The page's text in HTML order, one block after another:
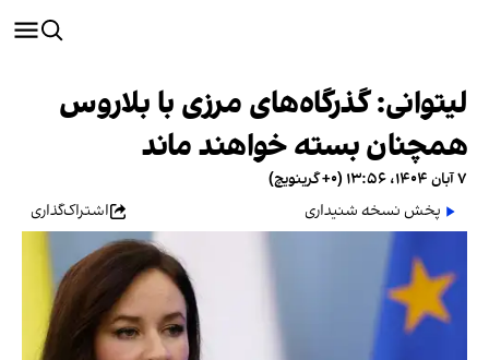
لیتوانی: گذرگاه‌های مرزی با بلاروس
همچنان بسته خواهند ماند
۷ آبان ۱۴۰۴، ۱۳:۵۶ (‎+۰ گرینویچ)
پخش نسخه شنیداری
اشتراک‌گذاری